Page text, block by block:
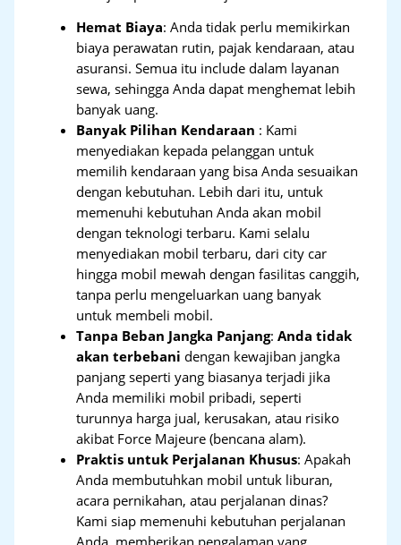
Hemat Biaya: Anda tidak perlu memikirkan
biaya perawatan rutin, pajak kendaraan, atau
asuransi. Semua itu include dalam layanan
sewa, sehingga Anda dapat menghemat lebih
banyak uang.
Banyak Pilihan Kendaraan : Kami
menyediakan kepada pelanggan untuk
memilih kendaraan yang bisa Anda sesuaikan
dengan kebutuhan. Lebih dari itu, untuk
memenuhi kebutuhan Anda akan mobil
dengan teknologi terbaru. Kami selalu
menyediakan mobil terbaru, dari city car
hingga mobil mewah dengan fasilitas canggih,
tanpa perlu mengeluarkan uang banyak
untuk membeli mobil.
Tanpa Beban Jangka Panjang:Anda tidak
akan terbebani dengan kewajiban jangka
panjang seperti yang biasanya terjadi jika
Anda memiliki mobil pribadi, seperti
turunnya harga jual, kerusakan, atau risiko
akibat Force Majeure (bencana alam).
Praktis untuk Perjalanan Khusus: Apakah
Anda membutuhkan mobil untuk liburan,
acara pernikahan, atau perjalanan dinas?
Kami siap memenuhi kebutuhan perjalanan